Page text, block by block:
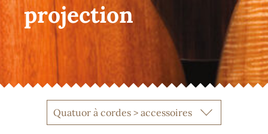
projection
Quatuor à cordes > accessoires